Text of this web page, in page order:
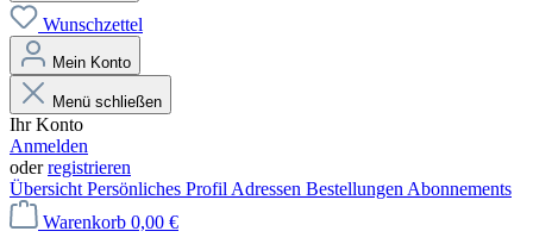
Wunschzettel
Mein Konto
Menü schließen
Ihr Konto
Anmelden
oderregistrieren
Übersicht Persönliches Profil Adressen Bestellungen Abonnements
Warenkorb 0,00 €